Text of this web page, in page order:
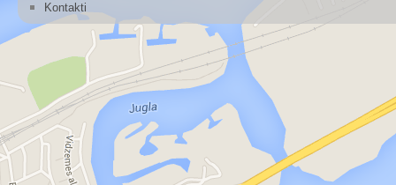
Kontakti